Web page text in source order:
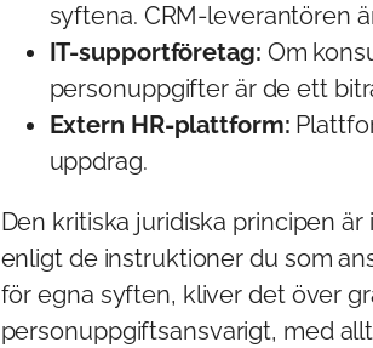
syftena. CRM-leverantören
IT-supportföretag: Om
personuppgifter är de ett
Extern HR-plattform:
uppdrag.
Den kritiska juridiska principen
enligt de instruktioner du som
för egna syften, kliver det över
personuppgiftsansvarigt, med